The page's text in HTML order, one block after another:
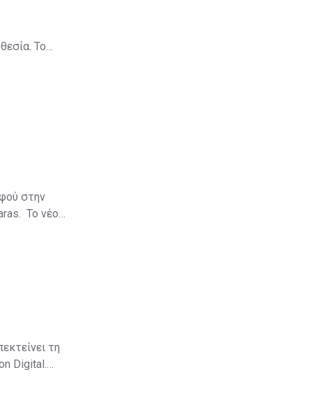
Το
στην
Το νέο
τη
Digital.